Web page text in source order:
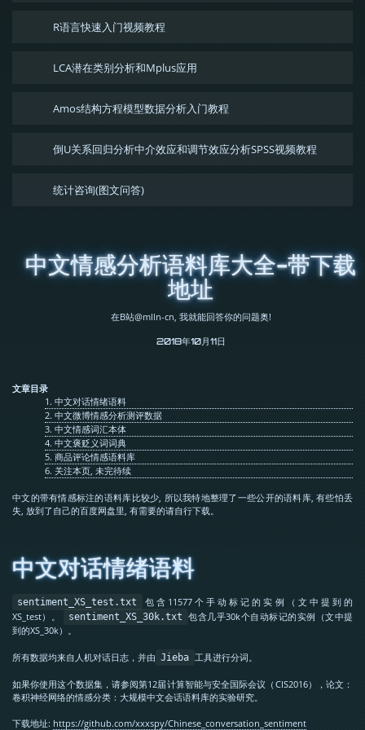
R语言快速入门视频教程
LCA潜在类别分析和Mplus应用
Amos结构方程模型数据分析入门教程
倒U关系回归分析中介效应和调节效应分析SPSS视频教程
统计咨询(图文问答)
中文情感分析语料库大全-带下载
地址
在B站@mlln-cn, 我就能回答你的问题奥!
2018年10月11日
文章目录
1. 中文对话情绪语料
2. 中文微博情感分析测评数据
3. 中文情感词汇本体
4. 中文褒贬义词词典
5. 商品评论情感语料库
6. 关注本页, 未完待续
中文的带有情感标注的语料库比较少, 所以我特地整理了一些公开的语料库, 有些怕丢
失, 放到了自己的百度网盘里, 有需要的请自行下载。
中文对话情绪语料
sentiment_XS_test.txt
包含11577个手动标记的实例（文中提到的
XS_test）。
sentiment_XS_30k.txt 包含几乎30k个自动标记的实例（文中提
到的XS_30k）。
所有数据均来自人机对话日志，并由 Jieba 工具进行分词。
如果你使用这个数据集，请参阅第12届计算智能与安全国际会议（CIS2016），论文：
卷积神经网络的情感分类：大规模中文会话语料库的实验研究。
下载地址: https://github.com/xxxspy/Chinese_conversation_sentiment